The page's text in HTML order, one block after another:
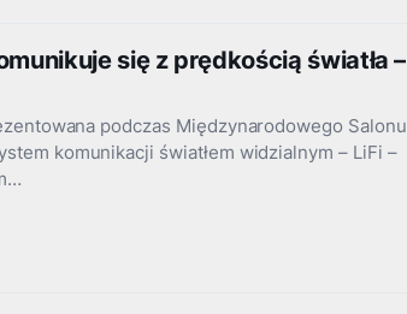
się z prędkością światła –
podczas Międzynarodowego Salonu
komunikacji światłem widzialnym – LiFi –